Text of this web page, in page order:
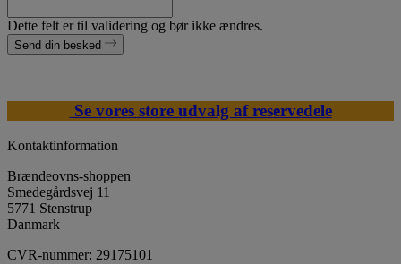
Dette felt er til validering og bør ikke ændres.
Send din besked
Se vores store udvalg af reservedele
Kontaktinformation
Brændeovns-shoppen
Smedegårdsvej 11
5771 Stenstrup
Danmark
CVR-nummer: 29175101